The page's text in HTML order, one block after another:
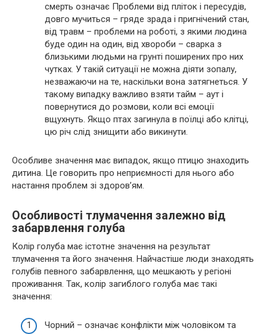
смерть означає Проблеми від пліток і пересудів,
довго мучиться – гряде зрада і пригнічений стан,
від травм – проблеми на роботі, з якими людина
буде один на один, від хвороби – сварка з
близькими людьми на грунті поширених про них
чутках. У такій ситуації не можна діяти зопалу,
незважаючи на те, наскільки вона затягнеться. У
такому випадку важливо взяти тайм – аут і
повернутися до розмови, коли всі емоції
вщухнуть. Якщо птах загинула в поїлці або клітці,
цю річ слід знищити або викинути.
Особливе значення має випадок, якщо птицю знаходить
дитина. Це говорить про неприємності для нього або
настання проблем зі здоров’ям.
Особливості тлумачення залежно від
забарвлення голуба
Колір голуба має істотне значення на результат
тлумачення та його значення. Найчастіше люди знаходять
голубів певного забарвлення, що мешкають у регіоні
проживання. Так, колір загиблого голуба має такі
значення:
Чорний – означає конфлікти між чоловіком та